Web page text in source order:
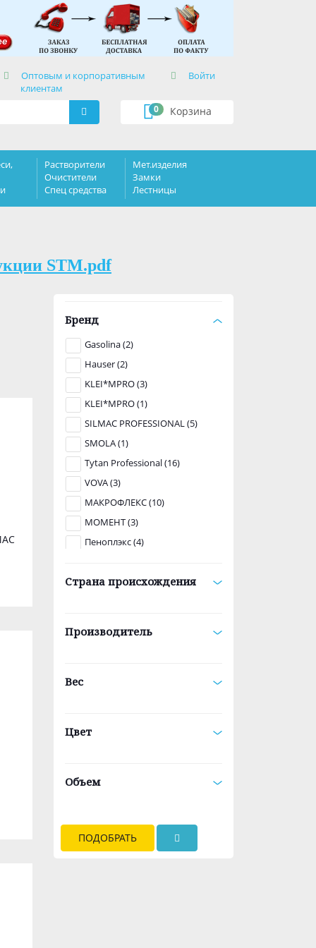
Оптовым и корпоративным
клиентам
Войти
Корзина
0
Растворители
Очистители
Спец средства
Мет.изделия
Замки
Лестницы
STM.pdf
Бренд
Gasolina (2)
Hauser (2)
KLEI*MPRO (3)
KLEI*MPRO (1)
SILMAC PROFESSIONAL (5)
SMOLA (1)
Tytan Professional (16)
VOVA (3)
МАКРОФЛЕКС (10)
МОМЕНТ (3)
Пеноплэкс (4)
Страна происхождения
Производитель
Вес
Цвет
Объем
ПОДОБРАТЬ